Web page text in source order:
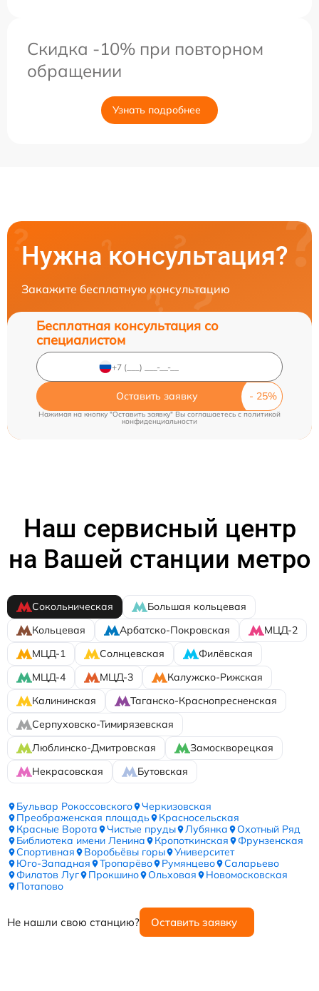
Скидка -10% при повторном
обращении
Узнать подробнее
Нужна консультация?
Закажите бесплатную консультацию
Бесплатная консультация со
специалистом
Оставить заявку
Нажимая на кнопку "Оставить заявку" Вы соглашаетесь cполитикой
конфиденциальности
Наш сервисный центр
на Вашей станции метро
Сокольническая
Большая кольцевая
Кольцевая
Арбатско-Покровская
МЦД-2
МЦД-1
Солнцевская
Филёвская
МЦД-4
МЦД-3
Калужско-Рижская
Калининская
Таганско-Краснопресненская
Серпуховско-Тимирязевская
Люблинско-Дмитровская
Замоскворецкая
Некрасовская
Бутовская
Бульвар Рокоссовского
Черкизовская
Преображенская площадь
Красносельская
Красные Ворота
Чистые пруды Лубянка
Охотный Ряд
Библиотека имени Ленина
Кропоткинская
Фрунзенская
Спортивная
Воробьёвы горы
Университет
Юго-Западная
Тропарёво Румянцево
Саларьево
Филатов Луг
Прокшино Ольховая
Новомосковская
Потапово
Не нашли свою станцию? Оставить заявку